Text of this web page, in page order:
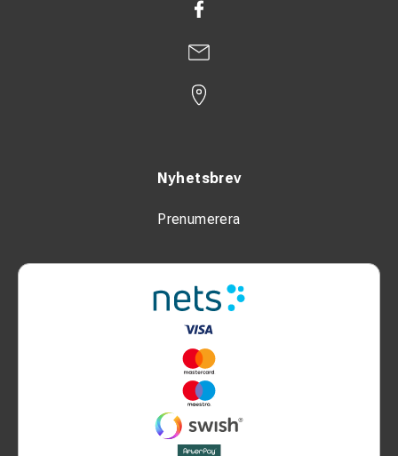
Nyhetsbrev
Prenumerera